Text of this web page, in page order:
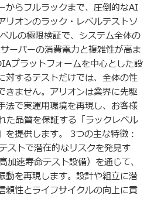
からフルラックまで、圧倒的なAI
リオンのラック・レベルテストソ
ルの極限検証で、システム全体の
ーバーの消費電力と複雑性が高ま
プラットフォームを中心とした設
対するテストだけでは、全体の性
きません。アリオンは業界に先駆
法で実運用環境を再現し、お客様
た品質を保証する「ラックレベル
提供します。 3つの主な特徴：
ストで潜在的なリスクを発見す
速寿命テスト設備）を通じて、
動を再現します。設計や組立に潜
頼性とライフサイクルの向上に貢